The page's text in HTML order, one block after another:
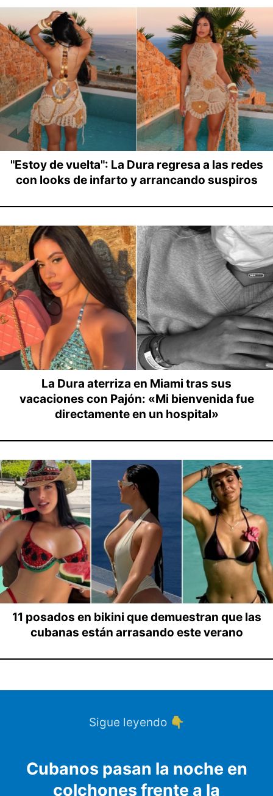
"Estoy de vuelta": La Dura regresa a las redes
con looks de infarto y arrancando suspiros
La Dura aterriza en Miami tras sus
vacaciones con Pajón: «Mi bienvenida fue
directamente en un hospital»
11 posados en bikini que demuestran que las
cubanas están arrasando este verano
Sigue leyendo 👇